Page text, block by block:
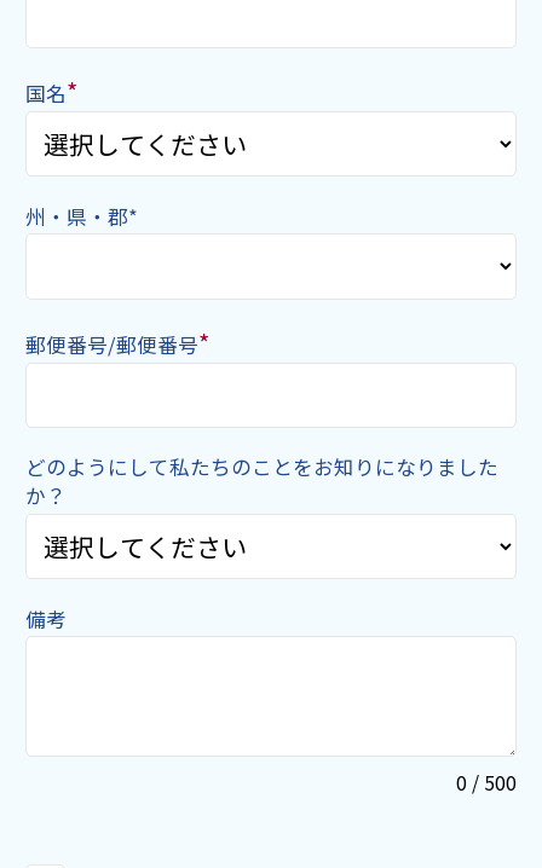
国名*
州・県・郡*
郵便番号/郵便番号*
どのようにして私たちのことをお知りになりました
か？
備考
0 / 500